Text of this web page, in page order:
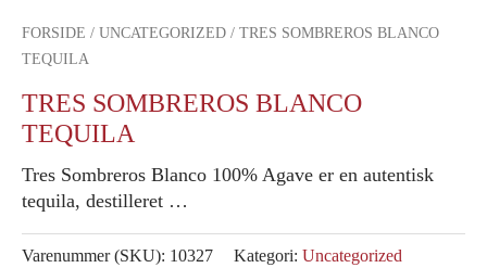
FORSIDE / UNCATEGORIZED / TRES SOMBREROS BLANCO
TEQUILA
TRES SOMBREROS BLANCO
TEQUILA
Tres Sombreros Blanco 100% Agave er en autentisk
tequila, destilleret …
Varenummer (SKU): 10327 Kategori: Uncategorized